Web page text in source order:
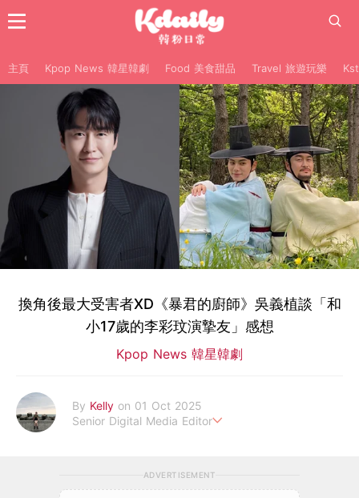
主頁 Kpop News 韓星韓劇 Food 美食甜品 Travel 旅遊玩樂
換角後最大受害者XD《暴君的廚師》吳義植談「和
小17歲的李彩玟演摯友」感想
Kpop News 韓星韓劇
By Kelly on 01 Oct 2025
Senior Digital Media Editor
ADVERTISEMENT